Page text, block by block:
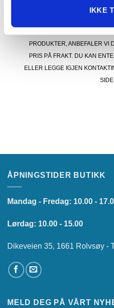
IKKE
PRODUKTER, ANBEFALER VI
PRIS PÅ FRAKT. DU KAN
ELLER LEGGE IGJEN
ÅPNINGSTIDER BUTIKK
Mandag - Fredag: 10.00 -
Lørdag: 10.00 - 15.00
Dikeveien 35, 1661 Rolvsøy -
MELD DEG PÅ VÅRT